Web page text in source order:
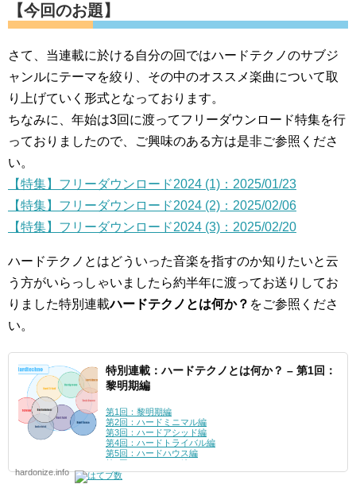
【今回のお題】
さて、当連載に於ける自分の回ではハードテクノのサブジ
ャンルにテーマを絞り、その中のオススメ楽曲について取
り上げていく形式となっております。
ちなみに、年始は3回に渡ってフリーダウンロード特集を行
っておりましたので、ご興味のある方は是非ご参照くださ
い。
【特集】フリーダウンロード2024 (1)：2025/01/23
【特集】フリーダウンロード2024 (2)：2025/02/06
【特集】フリーダウンロード2024 (3)：2025/02/20
ハードテクノとはどういった音楽を指すのか知りたいと云
う方がいらっしゃいましたら約半年に渡ってお送りしてお
りました特別連載ハードテクノとは何か？ をご参照くださ
い。
特別連載：ハードテクノとは何か？ – 第1回：
黎明期編
第1回：黎明期編
第2回：ハードミニマル編
第3回：ハードアシッド編
第4回：ハードトライバル編
第5回：ハードハウス編
第6回：シュランツ編
第7回：ハードグルーヴ編
hardonize.info